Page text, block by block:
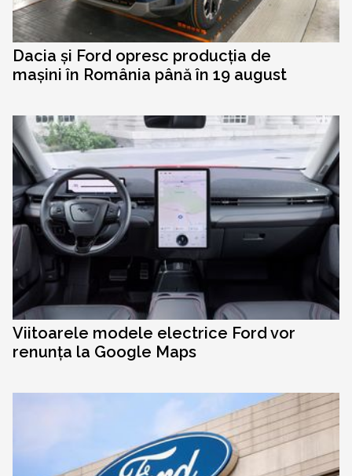
Dacia și Ford opresc producția de
mașini în România până în 19 august
Viitoarele modele electrice Ford vor
renunța la Google Maps